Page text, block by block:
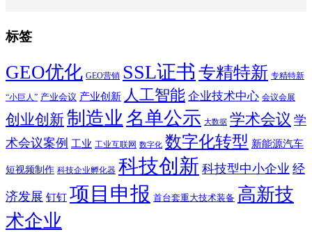
标签
GEO优化 GEO营销 SSL证书 专精特新 专精特新
“小巨人” 产业会议 产业创新 人工智能 企业技术中心 会议会展
创业创新制造业 名单公示 大数据 学术会议 学
术会议案例 工业 工业互联网 数字化 数字化转型 新能源汽车
短视频制作 科技企业孵化器 科技创新 科技型中小企业 经
济发展 钉钉 项目申报 首台套重大技术装备 高新技
术企业